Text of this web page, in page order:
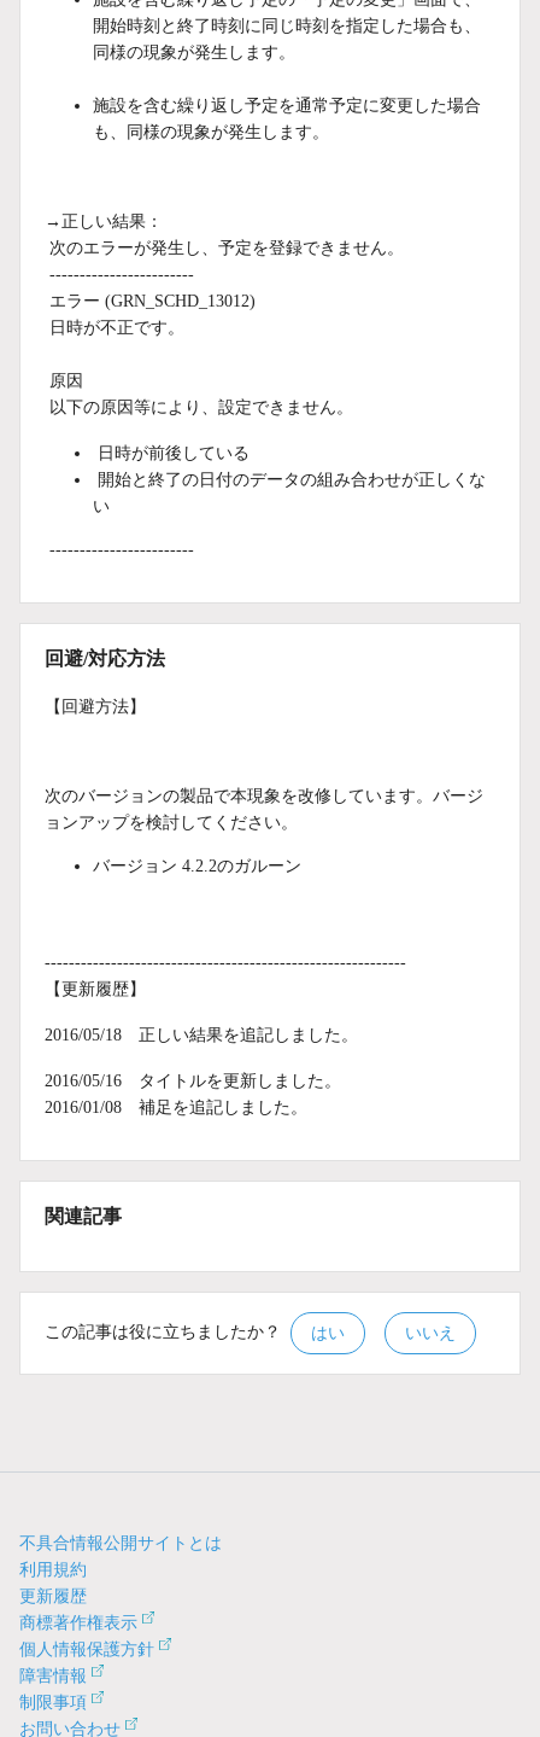
開始時刻と終了時刻に同じ時刻を指定した場合も、
同様の現象が発生します。
施設を含む繰り返し予定を通常予定に変更した場合
も、同様の現象が発生します。
→正しい結果：
次のエラーが発生し、予定を登録できません。
------------------------
エラー (GRN_SCHD_13012)
日時が不正です。
原因
以下の原因等により、設定できません。
日時が前後している
開始と終了の日付のデータの組み合わせが正しくな
い
------------------------
回避/対応方法
【回避方法】
次のバージョンの製品で本現象を改修しています。バージ
ョンアップを検討してください。
バージョン 4.2.2のガルーン
------------------------------------------------------------
【更新履歴】
2016/05/18 正しい結果を追記しました。
2016/05/16 タイトルを更新しました。
2016/01/08 補足を追記しました。
関連記事
この記事は役に立ちましたか？ はい いいえ
不具合情報公開サイトとは
利用規約
更新履歴
商標著作権表示
個人情報保護方針
障害情報
制限事項
お問い合わせ